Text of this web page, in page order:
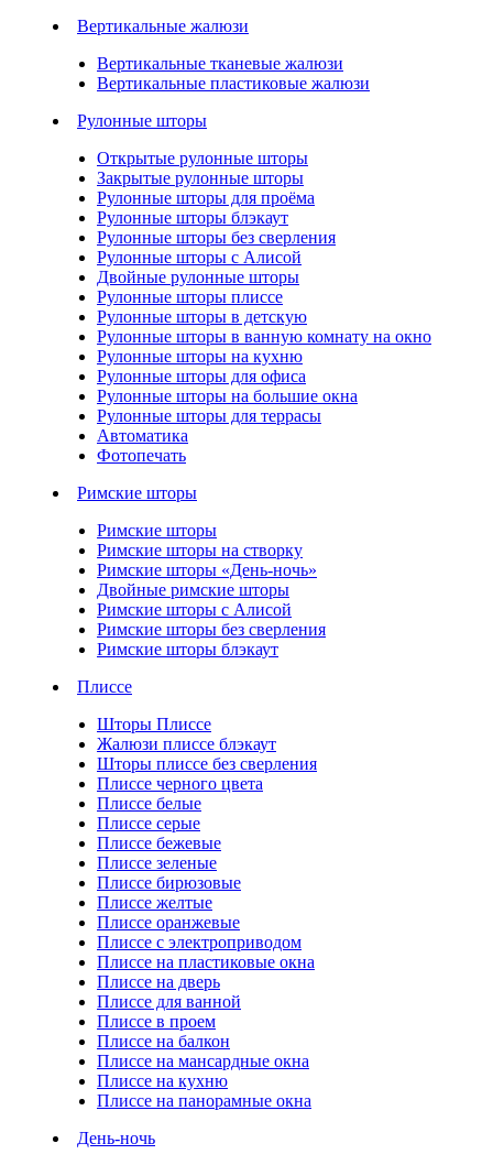
Вертикальные жалюзи
Вертикальные тканевые жалюзи
Вертикальные пластиковые жалюзи
Рулонные шторы
Открытые рулонные шторы
Закрытые рулонные шторы
Рулонные шторы для проёма
Рулонные шторы блэкаут
Рулонные шторы без сверления
Рулонные шторы с Алисой
Двойные рулонные шторы
Рулонные шторы плиссе
Рулонные шторы в детскую
Рулонные шторы в ванную комнату на окно
Рулонные шторы на кухню
Рулонные шторы для офиса
Рулонные шторы на большие окна
Рулонные шторы для террасы
Автоматика
Фотопечать
Римские шторы
Римские шторы
Римские шторы на створку
Римские шторы «День-ночь»
Двойные римские шторы
Римские шторы с Алисой
Римские шторы без сверления
Римские шторы блэкаут
Плиссе
Шторы Плиссе
Жалюзи плиссе блэкаут
Шторы плиссе без сверления
Плиссе черного цвета
Плиссе белые
Плиссе серые
Плиссе бежевые
Плиссе зеленые
Плиссе бирюзовые
Плиссе желтые
Плиссе оранжевые
Плиссе с электроприводом
Плиссе на пластиковые окна
Плиссе на дверь
Плиссе для ванной
Плиссе в проем
Плиссе на балкон
Плиссе на мансардные окна
Плиссе на кухню
Плиссе на панорамные окна
День-ночь